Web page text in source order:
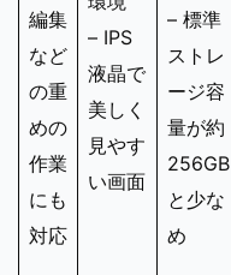
編集
など
の重
めの
作業
にも
対応
– IPS
液晶で
美しく
見やす
い画面
– 標準
ストレ
ージ容
量が約
256GB
と少な
め